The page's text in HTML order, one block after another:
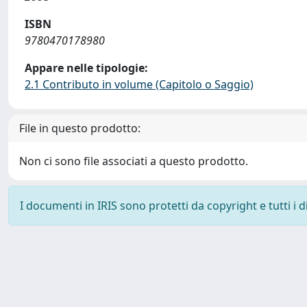
ISBN
9780470178980
Appare nelle tipologie:
2.1 Contributo in volume (Capitolo o Saggio)
File in questo prodotto:
Non ci sono file associati a questo prodotto.
I documenti in IRIS sono protetti da copyright e tutti i